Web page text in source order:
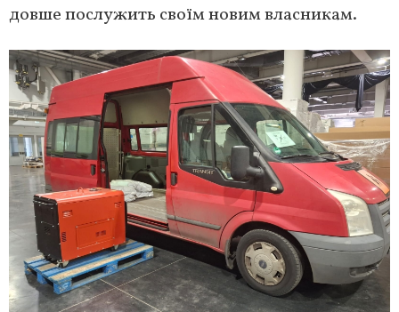
довше послужить своїм новим власникам.